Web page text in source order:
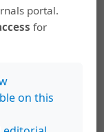
97 (2002):
(julio-
95 (2002):
vrs.
portal.
for
on this